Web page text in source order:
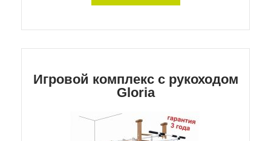
Игровой комплекс с рукоходом
Gloria